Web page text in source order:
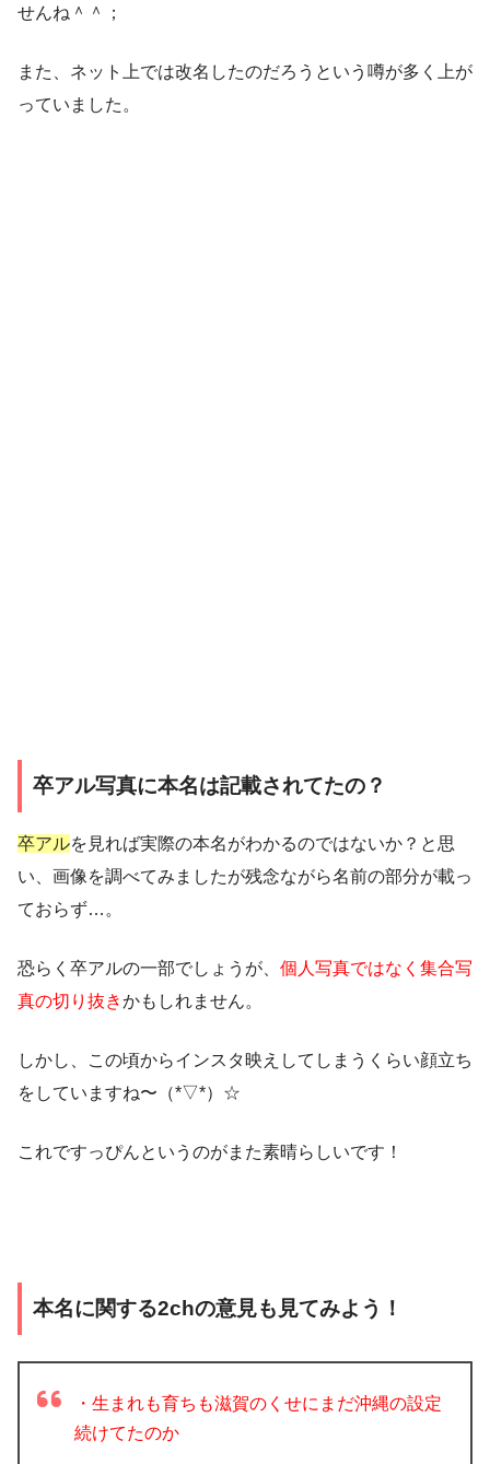
せんね＾＾；
また、ネット上では改名したのだろうという噂が多く上が
っていました。
卒アル写真に本名は記載されてたの？
卒アルを見れば実際の本名がわかるのではないか？と思
い、画像を調べてみましたが残念ながら名前の部分が載っ
ておらず…。
恐らく卒アルの一部でしょうが、 個人写真ではなく集合写
真の切り抜きかもしれません。
しかし、この頃からインスタ映えしてしまうくらい顔立ち
をしていますね〜（*▽*）☆
これですっぴんというのがまた素晴らしいです！
本名に関する2chの意見も見てみよう！
・生まれも育ちも滋賀のくせにまだ沖縄の設定
続けてたのか